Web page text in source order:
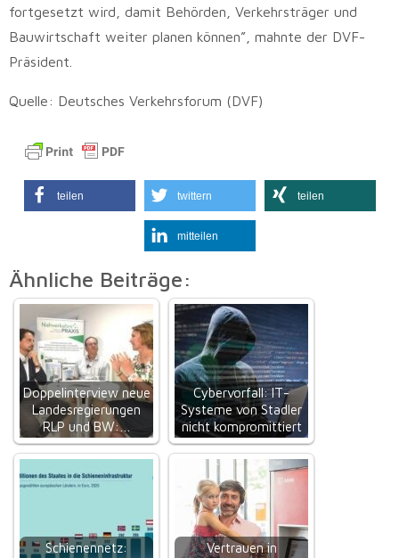
fortgesetzt wird, damit Behörden, Verkehrsträger und
Bauwirtschaft weiter planen können”, mahnte der DVF-
Präsident.
Quelle: Deutsches Verkehrsforum (DVF)
teilen twittern teilen
mitteilen
Ähnliche Beiträge:
Doppelinterview neue
Landesregierungen
RLP und BW:…
Cybervorfall: IT-
Systeme von Stadler
nicht kompromittiert
Schienennetz:
Vertrauen in